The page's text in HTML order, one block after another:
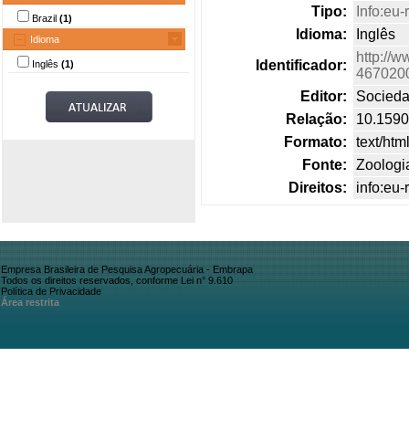
Brazil (1)
Idioma
Inglês (1)
Tipo:
Idioma:
Inglês
Identificador:
http://
Editor:
Relação:
Formato:
text/html
Fonte:
Direitos:
info:eu-
Empresa Brasileira de Pesquisa Agropecuária - Embrapa
Todos os direitos reservados, conforme Lei n° 9.610
Política de Privacidade
Área restrita